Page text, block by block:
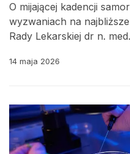
O mijającej kadencji
wyzwaniach na
Rady Lekarskiej dr n.
14 maja 2026